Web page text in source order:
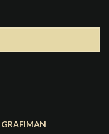
GRAFIMAN